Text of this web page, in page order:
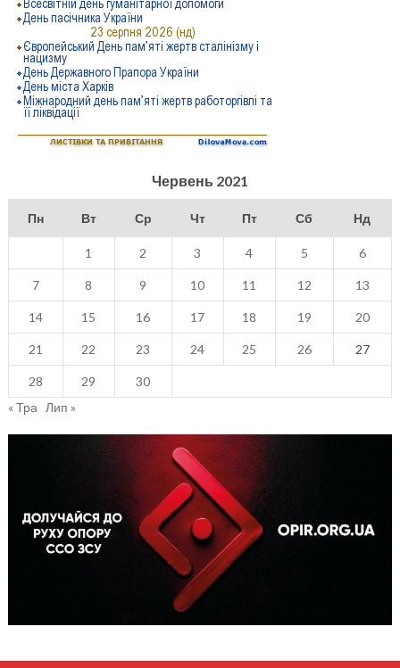
Червень 2021
Пн Вт Ср Чт Пт Сб Нд
1 2 3 4 5 6
7 8 9 10 11 12 13
14 15 16 17 18 19 20
21 22 23 24 25 26 27
28 29
30
« Тра
Лип »